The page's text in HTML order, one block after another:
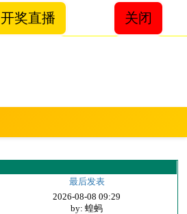
开奖直播 关闭
最后发表
2026-08-08 09:29
by: 蝗蚂